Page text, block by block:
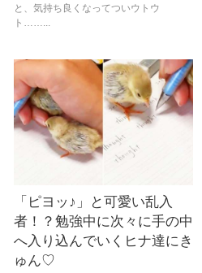
と、気持ち良くなってついウトウ
ト……...
「ピヨッ♪」と可愛い乱入
者！？勉強中に次々に手の中
へ入り込んでいくヒナ達にき
ゅん♡